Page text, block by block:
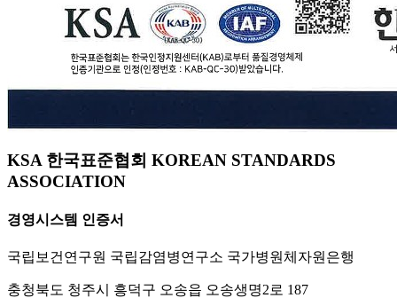
KSA 한국표준협회 KOREAN STANDARDS
ASSOCIATION
경영시스템 인증서
국립보건연구원 국립감염병연구소 국가병원체자원은행
충청북도 청주시 흥덕구 오송읍 오송생명2로 187